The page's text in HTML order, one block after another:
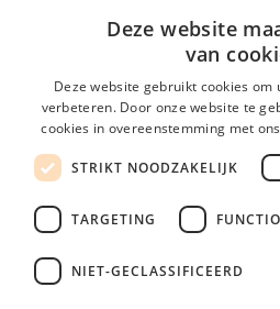
Vacatures
Over Vacatures Overheid Online
YoungCapital IOS App
YoungCapital Android App
Social
Deze website
van
Deze website gebruikt cookies
verbeteren. Door onze website te
cookies in overeenstemming met
STRIKT NOODZAKELIJK
TARGETING
NIET-GECLASSIFICEERD